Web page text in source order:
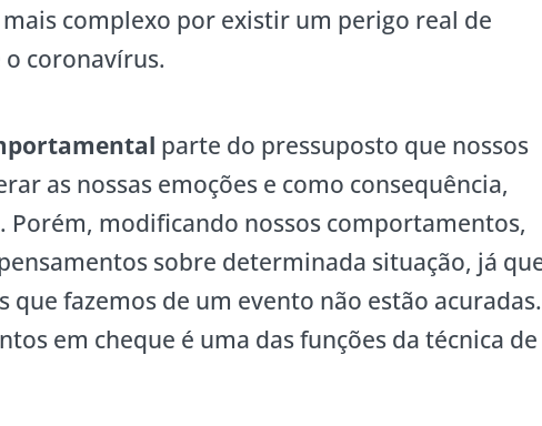
complexo por existir um perigo real de
coronavírus.
parte do pressuposto que nossos
as nossas emoções e como consequência,
Porém, modificando nossos comportamentos,
sobre determinada situação, já
que fazemos de um evento não estão acuradas.
em cheque é uma das funções da técnica de